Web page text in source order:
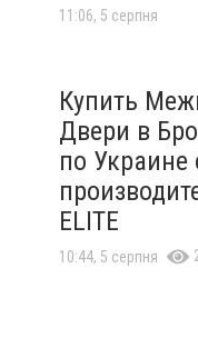
11:06, 5 серпня
Купить
Двери в
по Украине
ELITE
10:44, 5 серпня